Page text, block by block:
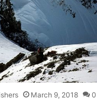
March 9, 2018 0